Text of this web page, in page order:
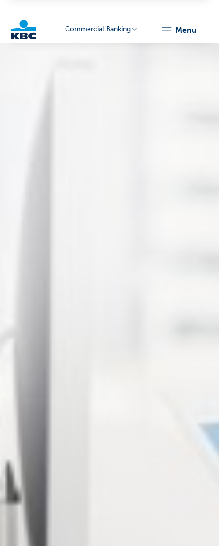
Commercial Banking menu